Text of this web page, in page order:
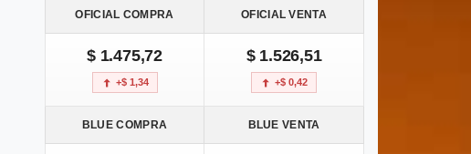
OFICIAL COMPRA OFICIAL VENTA
$ 1.475,72
+$ 1,34
$ 1.526,51
+$ 0,42
BLUE COMPRA BLUE VENTA